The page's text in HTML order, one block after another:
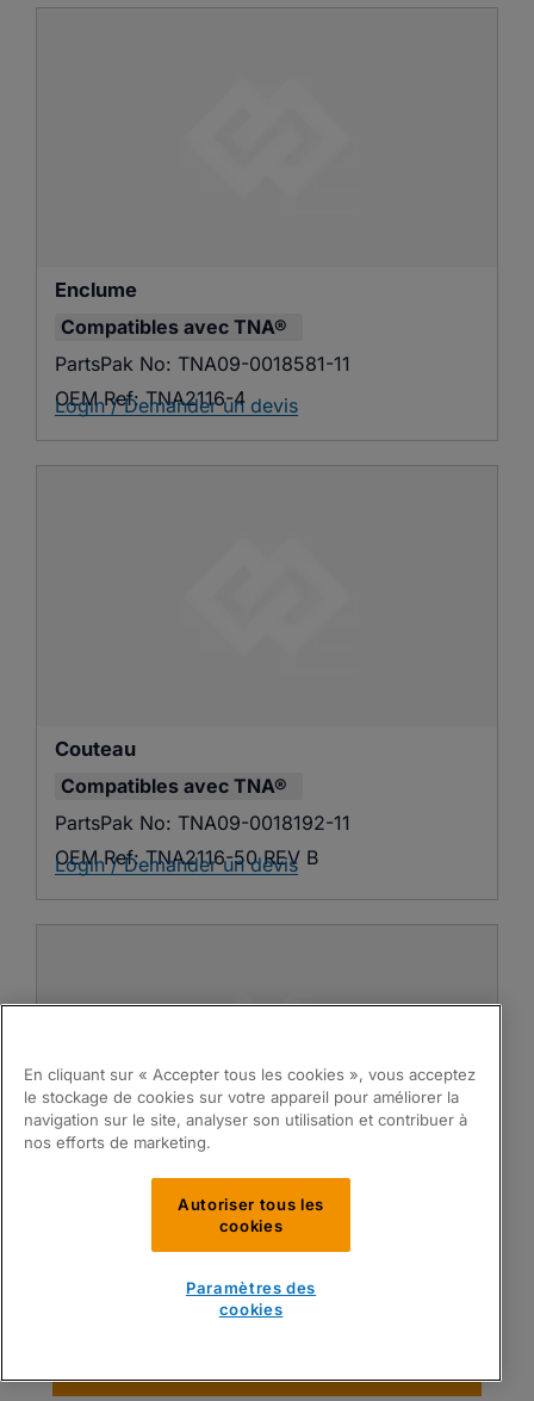
Enclume
Compatibles avec TNA®
PartsPak No: TNA09-0018581-11
OEM Ref: TNA2116-4
Login / Demander un devis
Couteau
Compatibles avec TNA®
PartsPak No: TNA09-0018192-11
OEM Ref: TNA2116-50 REV B
Login / Demander un devis
TNA09-0017452-02
TNA0002117-002 TNA2117-2
Login / Demander un devis
En cliquant sur « Accepter tous les cookies », vous acceptez
le stockage de cookies sur votre appareil pour améliorer la
navigation sur le site, analyser son utilisation et contribuer à
nos efforts de marketing.
Autoriser tous les
cookies
Paramètres des
cookies